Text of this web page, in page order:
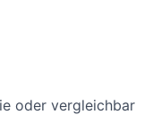
oder vergleichbar